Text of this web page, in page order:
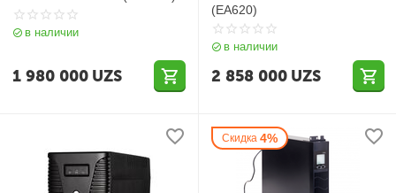
в наличии
1 980 000 UZS
(EA620)
в наличии
2 858 000 UZS
Скидка 4%